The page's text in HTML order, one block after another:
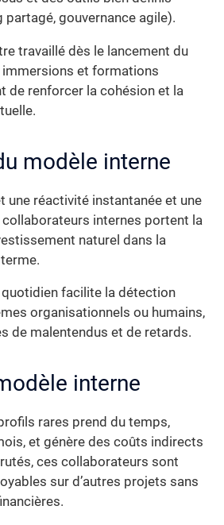
gouvernance agile).
travaillé dès le lancement du
et formations
de renforcer la cohésion et la
modèle interne
une réactivité instantanée et une
internes portent la
naturel dans la
facilite la détection
organisationnels ou humains,
de malentendus et de retards.
interne
rares prend du temps,
et génère des coûts indirects
ces collaborateurs sont
sur d’autres projets sans